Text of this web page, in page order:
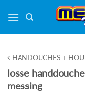
naar
HANDOUCHES +
losse
messing